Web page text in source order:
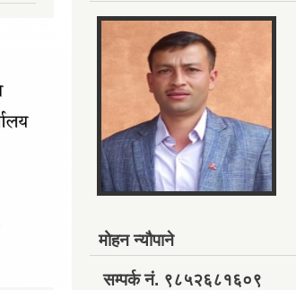
मोहन न्यौपाने
सम्पर्क नं. ९८५२६८१६०९